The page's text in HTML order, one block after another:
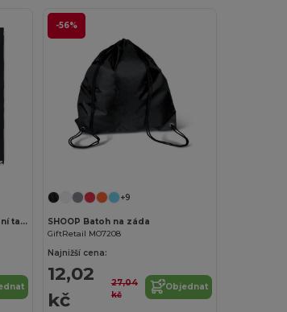
to!
COTTONEL COLOUR ++ Nákupní taška z bavlny 180g
-56%
+9
SHOOP Batoh na záda
GiftRetail MO7208
Najnižší cena:
12,02
kč
27,04
kč
Objednat